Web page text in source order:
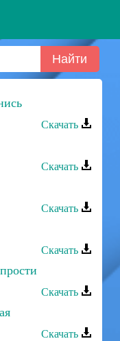
Скачать
Скачать
Скачать
Скачать
Скачать
Скачать